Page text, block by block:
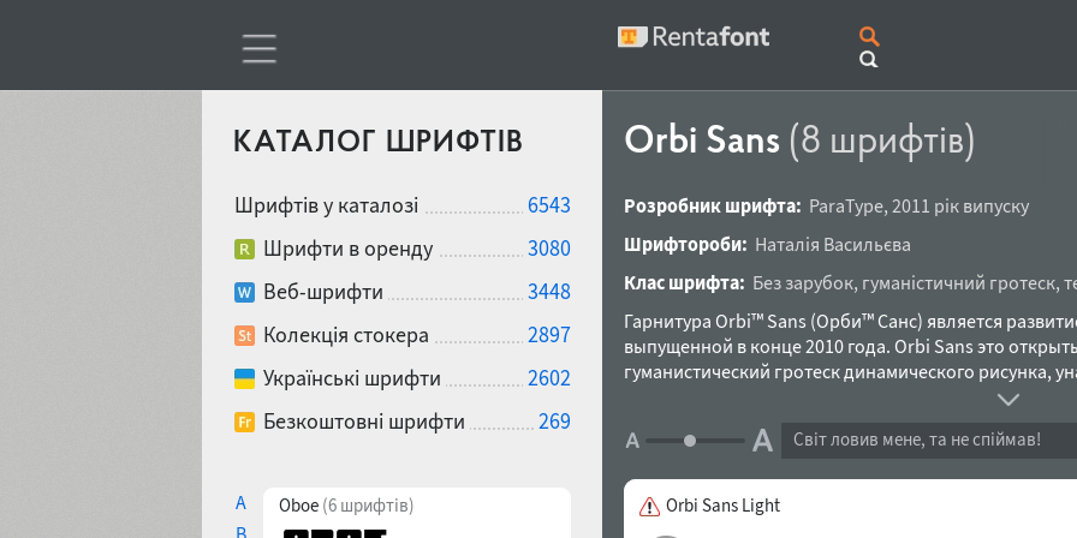
КАТАЛОГ ШРИФТІВ
Шрифтів у каталозі
6543
Шрифти в оренду
3080
Веб-шрифти
3448
Колекція стокера
2897
Українські шрифти
2602
Безкоштовні шрифти
269
A
B
Oboe (6 шрифтів)
Orbi Sans (8 шрифтів)
Розробник шрифта: ParaType, 2011 рік випуску
Шрифтороби: Наталія Васильєва
Клас шрифта: Без зарубок, гуманістичний гротеск,
Гарнитура Orbi™ Sans (Орби™ Санс) является
выпущенной в конце 2010 года. Orbi Sans это
гуманистический гротеск динамического рисунка,
строгость антиквы и согласованный с ней по
соответствующие им курсивы, что нечасто
совместно с антиквой Orbi, так и самостоятельно.
и может с успехом применяться как в печатных
Світ ловив мене, та не спіймав!
Orbi Sans Light